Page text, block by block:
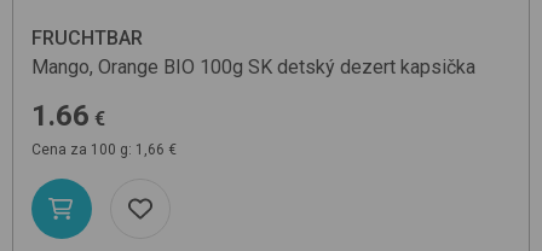
FRUCHTBAR
Mango, Orange BIO 100g SK detský dezert kapsička
1.66 €
Cena za 100 g: 1,66 €